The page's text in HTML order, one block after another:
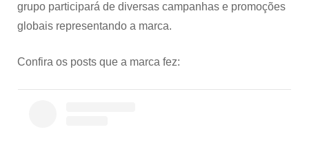
grupo participará de diversas campanhas e promoções
globais representando a marca.
Confira os posts que a marca fez: